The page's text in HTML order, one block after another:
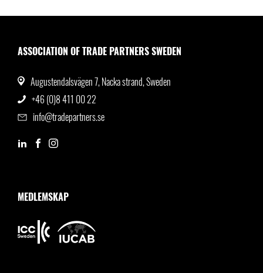
ASSOCIATION OF TRADE PARTNERS SWEDEN
Augustendalsvägen 7, Nacka strand, Sweden
+46 (0)8 411 00 22
info@tradepartners.se
MEDLEMSKAP